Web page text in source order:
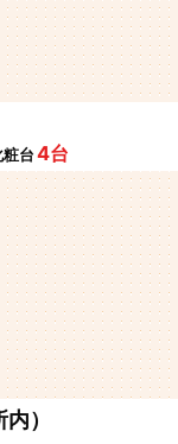
台4台
）